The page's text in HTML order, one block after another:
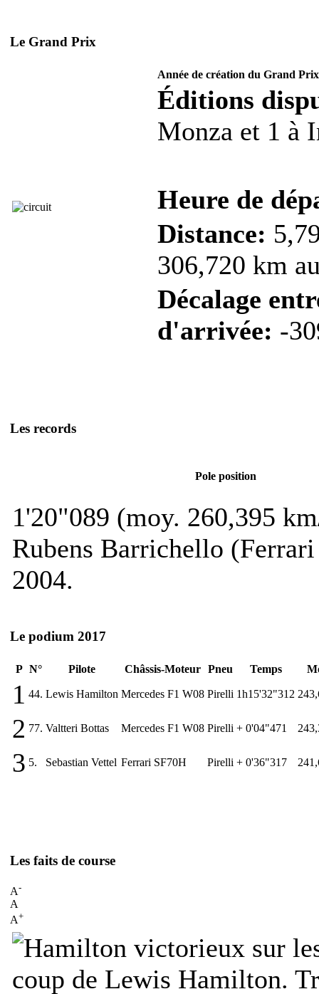
Le Grand Prix
Année de création du Grand
Éditions
Monza et 1 à
Heure de
Distance:
306,720 km
Décalage
d'arrivée: -
Les records
Pole position
1'20"089 (moy. 260,395
Rubens Barrichello
2004.
Le podium 2017
P N° Pilote Châssis-Moteur Pneu Temps
1 44. Lewis Hamilton Mercedes F1 W08 Pirelli 1h15'32"312
2 77. Valtteri Bottas Mercedes F1 W08 Pirelli + 0'04"471
3 5. Sebastian Vettel Ferrari SF70H Pirelli + 0'36"317
Les faits de course
A-
A
A+
coup de Lewis Hamilton.